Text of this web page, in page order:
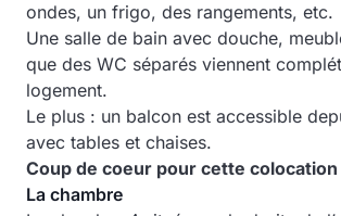
ondes, un frigo, des rangements, etc.
Une salle de bain avec douche,
que des WC séparés viennent
logement.
Le plus : un balcon est accessible
avec tables et chaises.
Coup de coeur pour cette colocation
La chambre